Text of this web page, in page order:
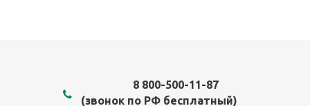
8 800-500-11-87
(звонок по РФ бесплатный)